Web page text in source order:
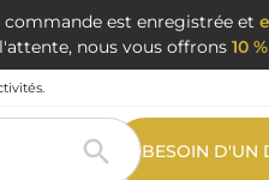
commande est enregistrée et
nous vous offrons 10
 BESOIN D'UN